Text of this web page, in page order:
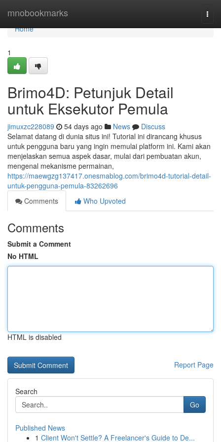
mnobookmarks
Home
Home
1
Brimo4D: Petunjuk Detail
untuk Eksekutor Pemula
jimuxzc228089 54 days ago News
Discuss
Selamat datang di dunia situs ini! Tutorial ini dirancang khusus
untuk pengguna baru yang ingin memulai platform ini. Kami akan
menjelaskan semua aspek dasar, mulai dari pembuatan akun,
mengenal mekanisme permainan,
https://maewgzg137417.onesmablog.com/brimo4d-tutorial-detail-
untuk-pengguna-pemula-83262696
Comments
Who Upvoted
Comments
Submit a Comment
No HTML
HTML is disabled
Report Page
Search
Go
Published News
1 Client Won't Settle? A Freelancer's Guide to De...